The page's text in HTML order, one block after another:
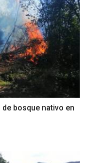
bosque nativo en